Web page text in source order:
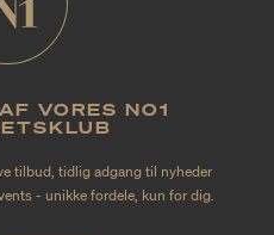
VORES NO1
tilbud, tidlig adgang til nyheder
- unikke fordele, kun for dig.